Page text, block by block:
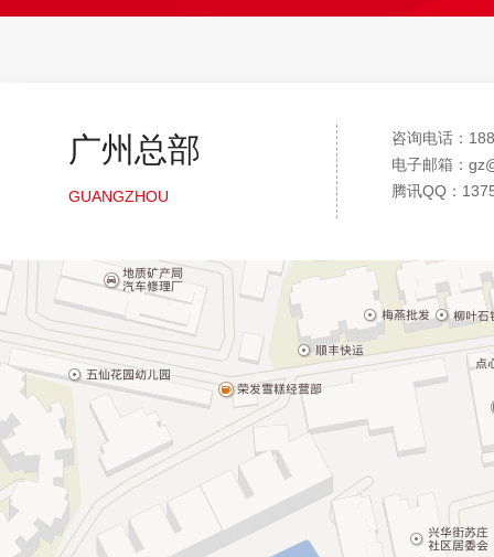
广州总部
GUANGZHOU
咨询电话：
电子邮箱：
腾讯QQ：